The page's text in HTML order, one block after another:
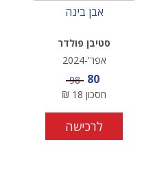
אבן בינה
סטיבן פולדר
אפר'-2024
מחיר מבצע
80 מחיר
98
חסכון 18
₪
לרכישה